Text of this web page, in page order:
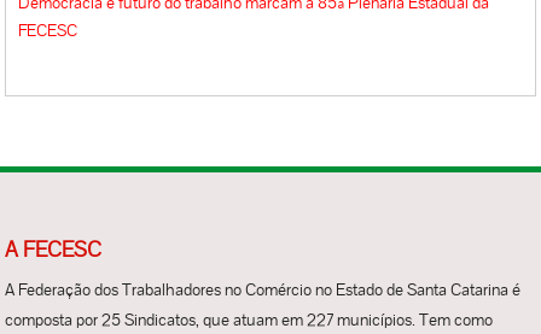
FECESC
A FECESC
A Federação dos Trabalhadores no Comércio no Estado de Santa Catarina é
composta por 25 Sindicatos, que atuam em 227 municípios. Tem como